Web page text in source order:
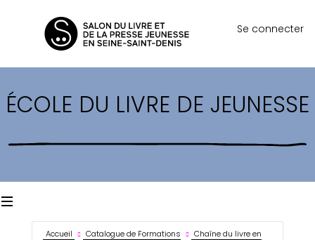
Se connecter
ÉCOLE DU LIVRE DE JEUNESSE
Accueil Catalogue de Formations
Chaîne du livre en